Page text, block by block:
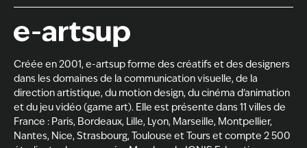
Créée en 2001, e-artsup forme des créatifs et des designers
dans les domaines de la communication visuelle, de la
direction artistique, du motion design, ducinéma d’animation
et du jeu vidéo (game art). Elle est présente dans 11 villes de
France : Paris, Bordeaux, Lille, Lyon, Marseille, Montpellier,
Nantes, Nice, Strasbourg, Toulouse etTourset compte 2 500